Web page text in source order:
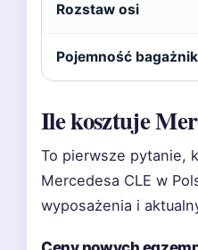
Rozstaw osi
Pojemność
Ile kosztuje
To pierwsze pytanie,
Mercedesa CLE w
wyposażenia i